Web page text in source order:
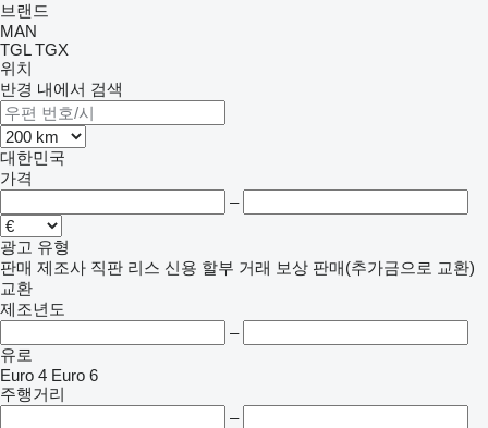
브랜드
MAN
TGL TGX
위치
반경 내에서 검색
대한민국
가격
–
광고 유형
판매 제조사 직판 리스 신용 할부 거래 보상 판매(추가금으로 교환)
교환
제조년도
–
유로
Euro 4 Euro 6
주행거리
–